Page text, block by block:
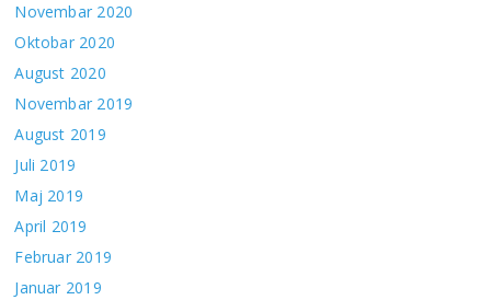
Novembar 2020
Oktobar 2020
August 2020
Novembar 2019
August 2019
Juli 2019
Maj 2019
April 2019
Februar 2019
Januar 2019